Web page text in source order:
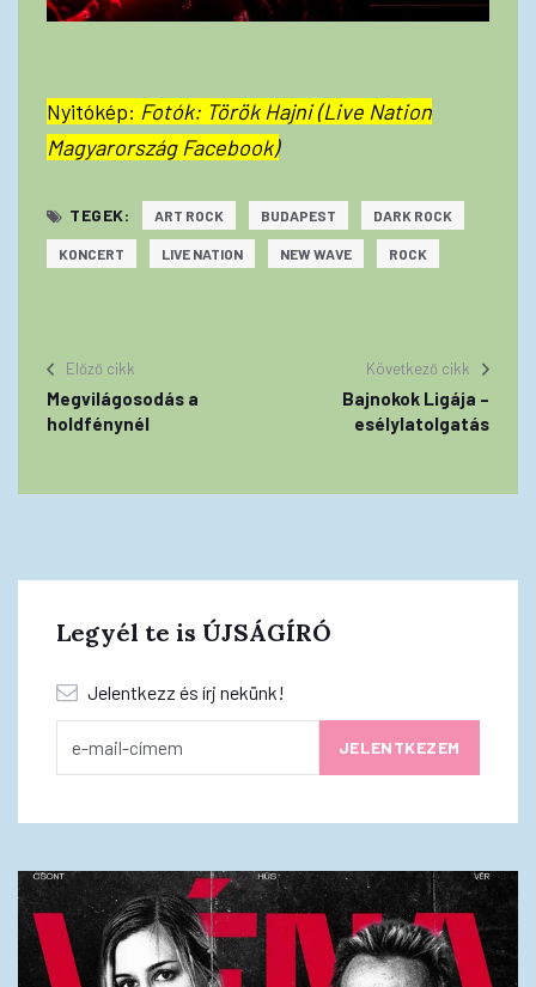
Nyitókép: Fotók: Török Hajni (Live Nation
Magyarország Facebook)
TEGEK: ART ROCK BUDAPEST DARK ROCK
KONCERT LIVE NATION NEW WAVE ROCK
Előző cikk
Megvilágosodás a
holdfénynél
Következő cikk
Bajnokok Ligája –
esélylatolgatás
Legyél te is ÚJSÁGÍRÓ
Jelentkezz és írj nekünk!